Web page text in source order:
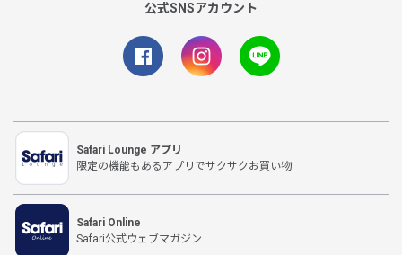
公式SNSアカウント
Safari Lounge アプリ
限定の機能もあるアプリでサクサクお買い物
Safari Online
Safari公式ウェブマガジン